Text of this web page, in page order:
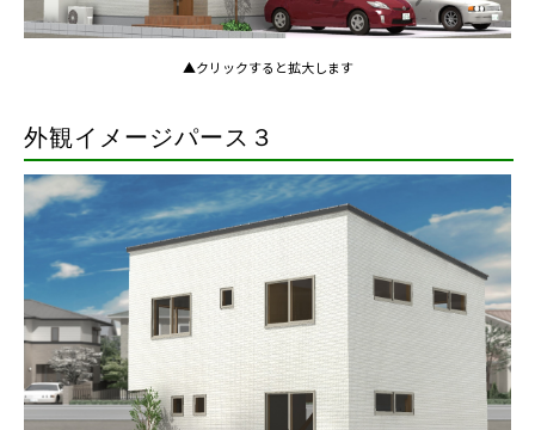
▲クリックすると拡大します
外観イメージパース３